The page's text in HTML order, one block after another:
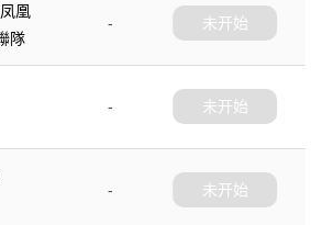
凰
-
隊
未开始
-
未开始
-
未开始